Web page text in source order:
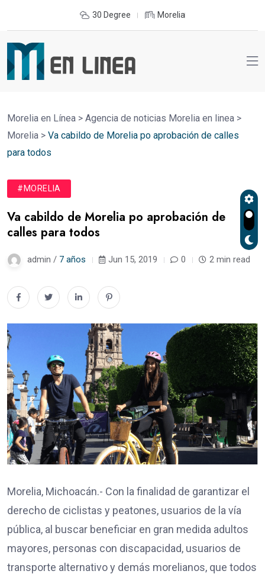
30 Degree Morelia
Morelia en Línea > Agencia de noticias Morelia en linea >
Morelia > Va cabildo de Morelia po aprobación de calles
para todos
#MORELIA
Va cabildo de Morelia po aprobación de
calles para todos
admin / 7 años Jun 15, 2019 0 2 min read
Morelia, Michoacán.- Con la finalidad de garantizar el
derecho de ciclistas y peatones, usuarios de la vía
pública, al buscar beneficiar en gran medida adultos
mayores, personas con discapacidad, usuarios de
transporte alternativo y demás morelianos, que todos